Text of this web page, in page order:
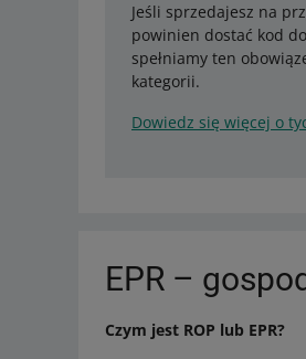
Jeśli sprzedajesz na
powinien dostać kod
spełniamy ten
kategorii.
Dowiedz się więcej o
EPR –
Czym jest ROP lub EPR?